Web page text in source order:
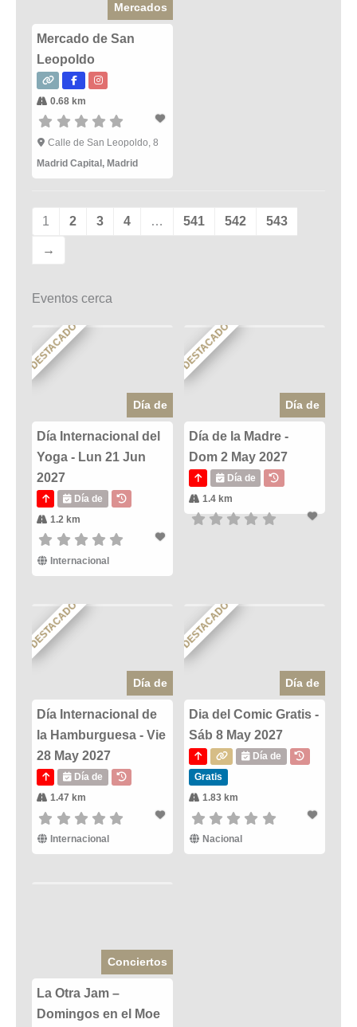
Mercados
Mercado de San
Leopoldo
0.68 km
Calle de San Leopoldo, 8
Madrid Capital, Madrid
1 2 3 4 … 541 542 543
→
Eventos cerca
DESTACADO
Día de
Día Internacional del
Yoga - Lun 21 Jun
2027
Día de
1.2 km
Internacional
DESTACADO
Día de
Día de la Madre -
Dom 2 May 2027
Día de
1.4 km
DESTACADO
Día de
Día Internacional de
la Hamburguesa - Vie
28 May 2027
Día de
1.47 km
Internacional
DESTACADO
Día de
Dia del Comic Gratis -
Sáb 8 May 2027
Día de
Gratis
1.83 km
Nacional
Conciertos
La Otra Jam –
Domingos en el Moe